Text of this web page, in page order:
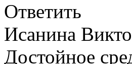
Ответить
Исанина
Достойное